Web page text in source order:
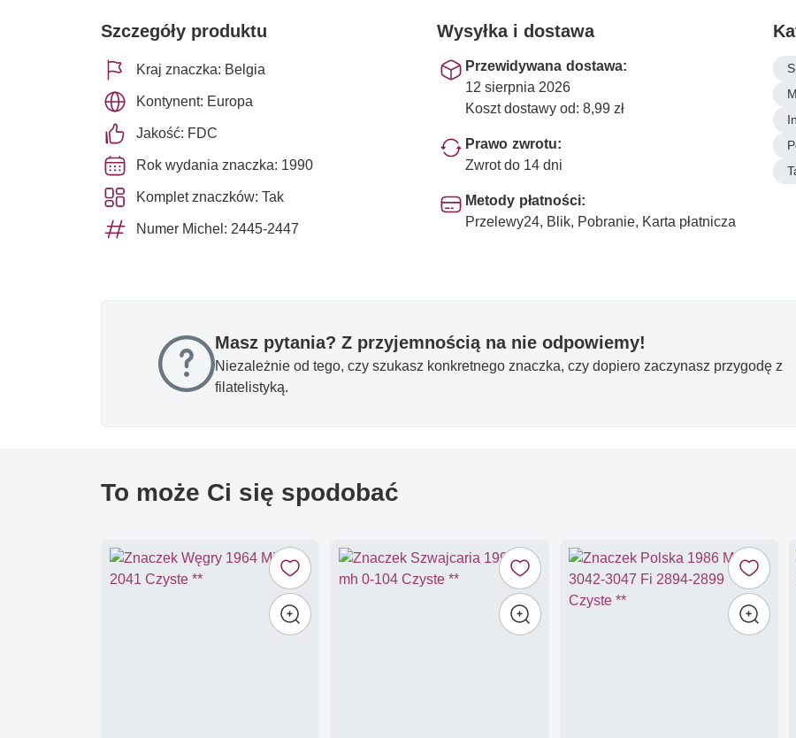
Szczegóły produktu
Kraj znaczka: Belgia
Kontynent: Europa
Jakość: FDC
Rok wydania znaczka: 1990
Komplet znaczków: Tak
Numer Michel: 2445-2447
Wysyłka i dostawa
Przewidywana dostawa:
12 sierpnia 2026
Koszt dostawy od: 8,99 zł
Prawo zwrotu:
Zwrot do 14 dni
Metody płatności:
Przelewy24, Blik, Pobranie, Karta płatnicza
Masz pytania? Z przyjemnością na nie odpowiemy!
Niezależnie od tego, czy szukasz konkretnego znaczka, czy dopiero zaczynasz przygodę z
filatelistyką.
To może Ci się spodobać